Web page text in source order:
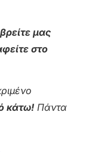
μας
στο
κάτω! Πάντα